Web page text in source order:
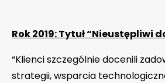
Rok 2019: Tytuł “Nieustępliwi
“Klienci szczególnie docenili
strategii, wsparcia